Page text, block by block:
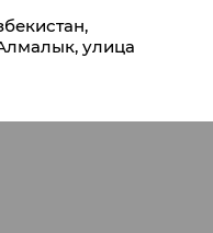
улица